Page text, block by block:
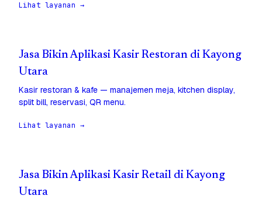
Lihat layanan →
Jasa Bikin Aplikasi Kasir Restoran di Kayong
Utara
Kasir restoran & kafe — manajemen meja, kitchen display,
split bill, reservasi, QR menu.
Lihat layanan →
Jasa Bikin Aplikasi Kasir Retail di Kayong
Utara